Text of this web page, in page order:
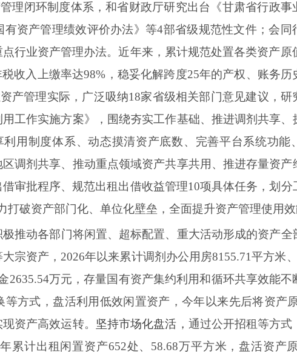
理闭环制度体系，和省财政厅研究出台《甘肃省行政事
资产管理绩效评价办法》等4部省级规范性文件；会同
行业资产管理办法。近年来，累计规范处置各类资产原
收入上缴率达98%，稳妥化解跨度25年的产权、账务历
产管理实际，广泛吸纳18家省级相关部门意见建议，研
工作实施方案》，围绕夯实工作基础、推进调剂共享、
用制度体系、动态摸清资产底数、完善平台系统功能
调剂共享、推动重点领域资产共享共用、推进存量资产
审批程序、规范出租出借收益管理10项具体任务，划分
破资产部门化、单位化壁垒，全面提升资产管理使用效
极推动各部门将闲置、超标配置、重大活动形成的资产全
宗资产，2026年以来累计调剂办公用房8155.71平方米
万元，存量国有资产集约利用和循环共享效能不
方式，盘活利用低效闲置资产，今年以来先后将资产
资产高效运转。
坚持市场化盘活， 通过公开招租等方式
累计出租闲置资产652处、58.68万平方米，盘活资产